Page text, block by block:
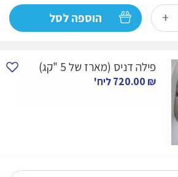
+ הוספה לסל
פילה דניס (מארז של 5 "קג)
720.00 ₪ ליח'